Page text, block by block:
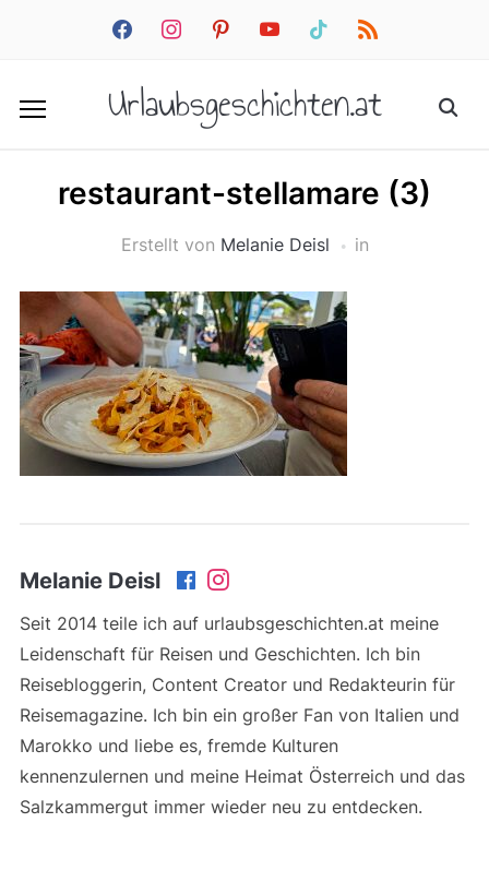
facebookinstagrampinterestyoutube tiktok rss
Urlaubsgeschichten.at
restaurant-stellamare (3)
Erstellt von Melanie Deisl in
Melanie Deisl
Seit 2014 teile ich auf urlaubsgeschichten.at meine
Leidenschaft für Reisen und Geschichten. Ich bin
Reisebloggerin, Content Creator und Redakteurin für
Reisemagazine. Ich bin ein großer Fan von Italien und
Marokko und liebe es, fremde Kulturen
kennenzulernen und meine Heimat Österreich und das
Salzkammergut immer wieder neu zu entdecken.